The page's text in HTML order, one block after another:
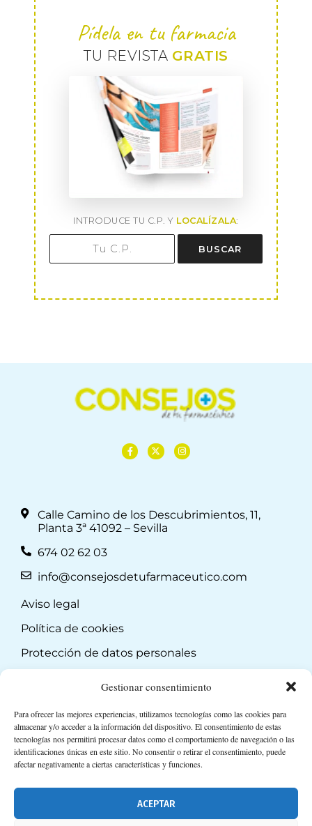
Gestionar consentimiento
Para ofrecer las mejores experiencias, utilizamos tecnologías como las cookies para
almacenar y/o acceder a la información del dispositivo. El consentimiento de estas
tecnologías nos permitirá procesar datos como el comportamiento de navegación o las
identificaciones únicas en este sitio. No consentir o retirar el consentimiento, puede
afectar negativamente a ciertas características y funciones.
ACEPTAR
Pídela en tu farmacia
TU REVISTA GRATIS
INTRODUCE TU C.P. Y LOCALÍZALA:
BUSCAR
Calle Camino de los Descubrimientos, 11,
Planta 3ª 41092 – Sevilla
674 02 62 03
info@consejosdetufarmaceutico.com
Aviso legal
Política de cookies
Protección de datos personales